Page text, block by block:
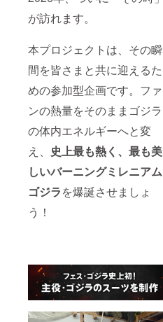
が訪れます。
本プロジェクトは、その瞬
間を皆さまと共に迎えるた
めの参加型企画です。ファ
ンの熱量をそのままゴジラ
の体内エネルギーへと変
え、 史上最も熱く、最も美
しいバーニングミレニアム
ゴジラを爆誕させましょ
う！